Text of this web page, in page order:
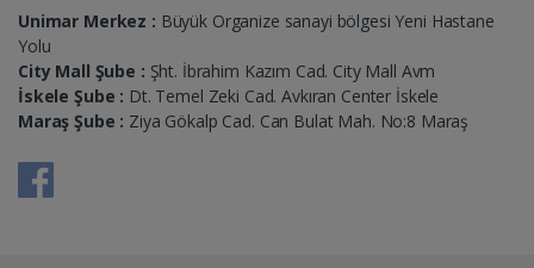
Unimar Merkez : Büyük Organize sanayi bölgesi Yeni Hastane
Yolu
City Mall Şube : Şht. İbrahim Kazım Cad. City Mall Avm
İskele Şube : Dt. Temel Zeki Cad. Avkıran Center İskele
Maraş Şube : Ziya Gökalp Cad. Can Bulat Mah. No:8 Maraş